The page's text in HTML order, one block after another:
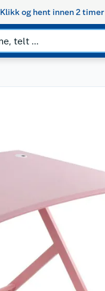
Klikk og hent innen 2 timer